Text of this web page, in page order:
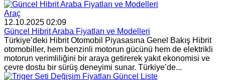
Araç
12.10.2025 02:09
Güncel Hibrit Araba Fiyatları ve Modelleri
Türkiye’deki Hibrit Otomobil Piyasasına Genel Bakış Hibrit
otomobiller, hem benzinli motorun gücünü hem de elektrikli
motorun verimliliğini bir araya getirerek yakıt ekonomisi ve
çevre dostu bir sürüş deneyimi sunar. Türkiye’de...